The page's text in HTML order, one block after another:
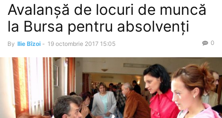
Avalanşă de locuri de muncă
la Bursa pentru absolvenţi
By Ilie Bîzoi - 19 octombrie 2017 15:05 0